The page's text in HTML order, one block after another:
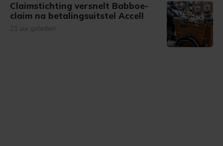
Claimstichting versnelt Babboe-
claim na betalingsuitstel Accell
21 uur geleden